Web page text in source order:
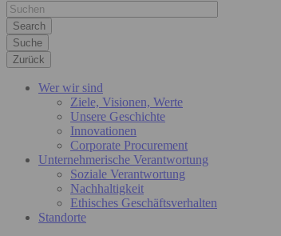
Suche
Zurück
Wer wir sind
Ziele, Visionen, Werte
Unsere Geschichte
Innovationen
Corporate Procurement
Unternehmerische Verantwortung
Soziale Verantwortung
Nachhaltigkeit
Ethisches Geschäftsverhalten
Standorte